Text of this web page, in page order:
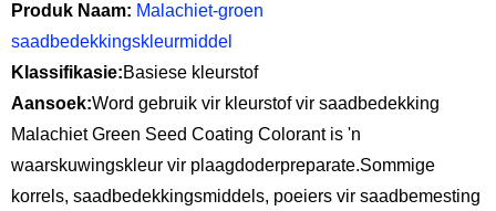
Produk Naam: Malachiet-groen
saadbedekkingskleurmiddel
Klassifikasie:Basiese kleurstof
Aansoek:Word gebruik vir kleurstof vir saadbedekking
Malachiet Green Seed Coating Colorant is 'n
waarskuwingskleur vir plaagdoderpreparate.Sommige
korrels, saadbedekkingsmiddels, poeiers vir saadbemesting